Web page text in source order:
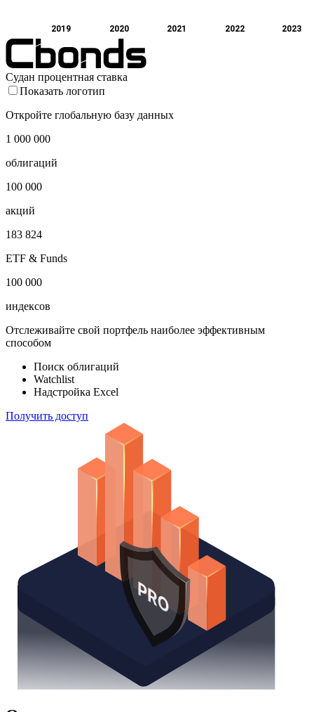
2019 2020 2021 2022 2023
Судан процентная ставка
Показать логотип
Откройте глобальную базу данных
1 000 000
облигаций
100 000
акций
183 824
ETF & Funds
100 000
индексов
Отслеживайте свой портфель наиболее эффективным
способом
Поиск облигаций
Watchlist
Надстройка Excel
Получить доступ